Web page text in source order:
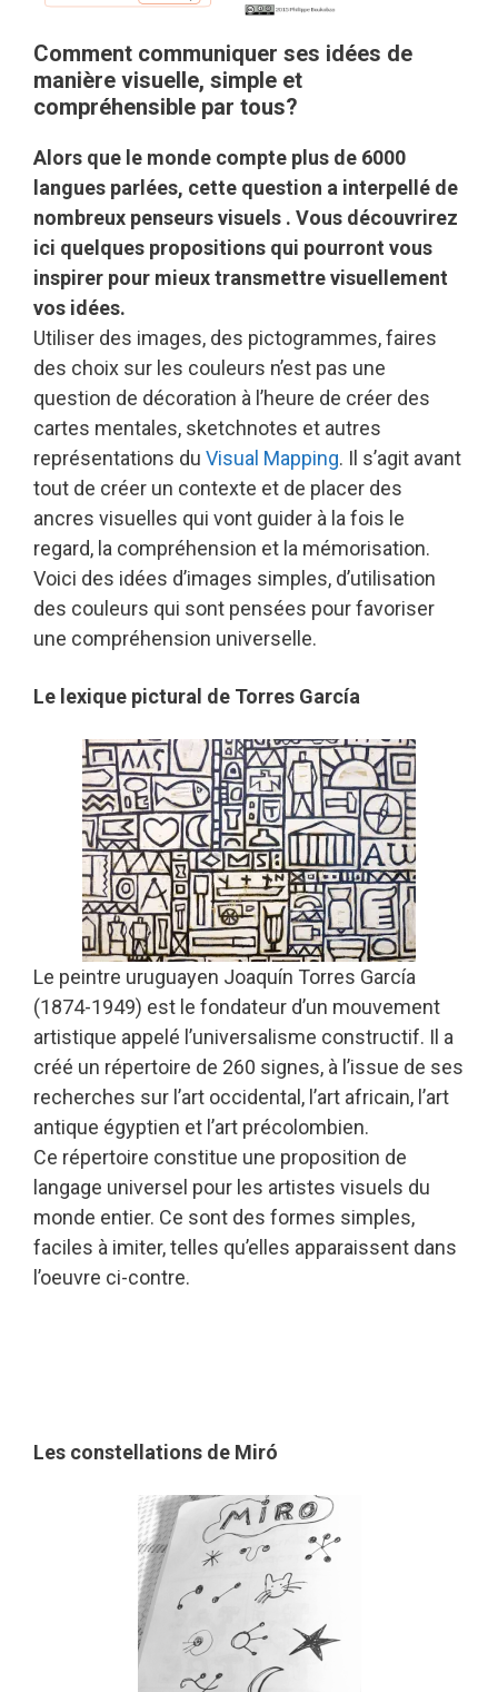
Comment communiquer ses idées de
manière visuelle, simple et
compréhensible par tous?
Alors que le monde compte plus de 6000
langues parlées, cette question a interpellé de
nombreux penseurs visuels . Vous découvrirez
ici quelques propositions qui pourront vous
inspirer pour mieux transmettre visuellement
vos idées.
Utiliser des images, des pictogrammes, faires
des choix sur les couleurs n’est pas une
question de décoration à l’heure de créer des
cartes mentales, sketchnotes et autres
représentations du Visual Mapping. Il s’agit avant
tout de créer un contexte et de placer des
ancres visuelles qui vont guider à la fois le
regard, la compréhension et la mémorisation.
Voici des idées d’images simples, d’utilisation
des couleurs qui sont pensées pour favoriser
une compréhension universelle.
Le lexique pictural de Torres García
Le peintre uruguayen Joaquín Torres García
(1874-1949) est le fondateur d’un mouvement
artistique appelé l’universalisme constructif. Il a
créé un répertoire de 260 signes, à l’issue de ses
recherches sur l’art occidental, l’art africain, l’art
antique égyptien et l’art précolombien.
Ce répertoire constitue une proposition de
langage universel pour les artistes visuels du
monde entier. Ce sont des formes simples,
faciles à imiter, telles qu’elles apparaissent dans
l’oeuvre ci-contre.
Les constellations de Miró